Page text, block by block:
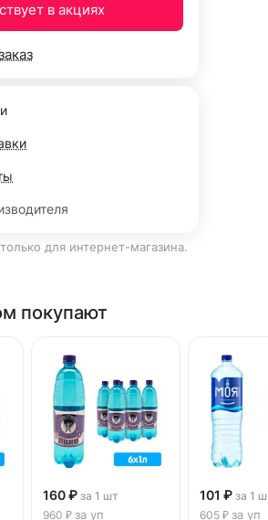
в акциях
для интернет-магазина.
покупают
160 ₽ за 1 шт
960 ₽ за уп
101 ₽ за 1
605 ₽ за уп